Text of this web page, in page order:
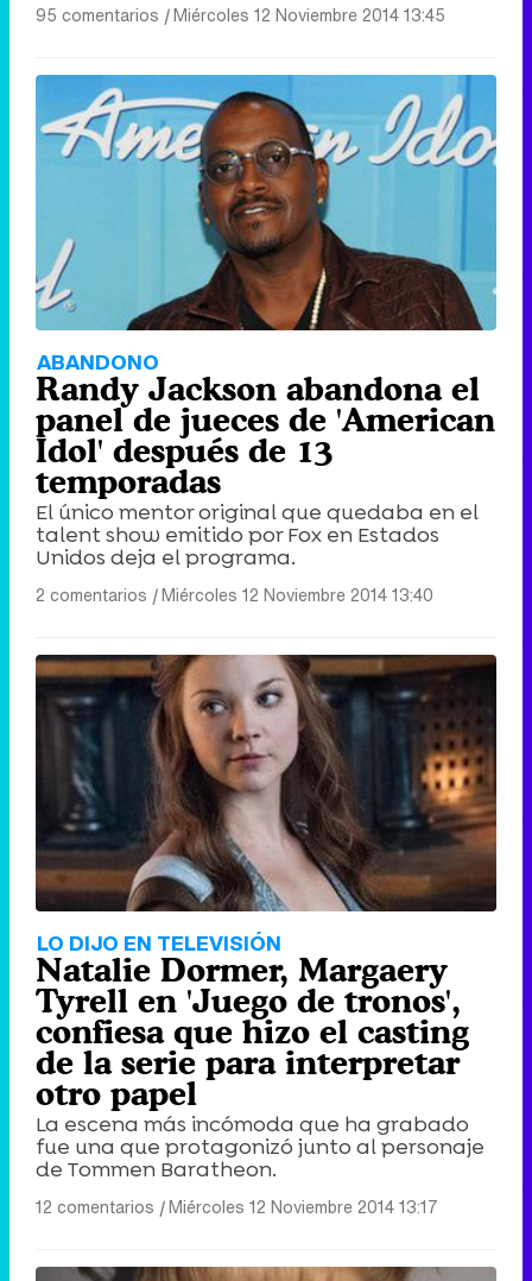
95 comentarios |Miércoles 12 Noviembre 2014 13:45
ABANDONO
Randy Jackson abandona el
panel de jueces de 'American
Idol' después de 13
temporadas
El único mentor original que quedaba en el
talent show emitido por Fox en Estados
Unidos deja el programa.
2 comentarios |Miércoles 12 Noviembre 2014 13:40
LO DIJO EN TELEVISIÓN
Natalie Dormer, Margaery
Tyrell en 'Juego de tronos',
confiesa que hizo el casting
de la serie para interpretar
otro papel
La escena más incómoda que ha grabado
fue una que protagonizó junto al personaje
de Tommen Baratheon.
12 comentarios |Miércoles 12 Noviembre 2014 13:17